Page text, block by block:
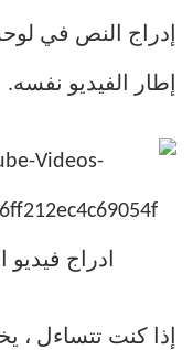
إدراج النص في
إطار الفيديو نفسه.
إذا كنت تتساءل